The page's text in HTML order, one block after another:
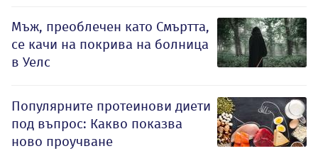
Мъж, преоблечен като Смъртта,
се качи на покрива на болница
в Уелс
Популярните протеинови диети
под въпрос: Какво показва
ново проучване